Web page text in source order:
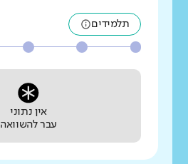
תלמידים
אין נתוני
עבר להשוואה